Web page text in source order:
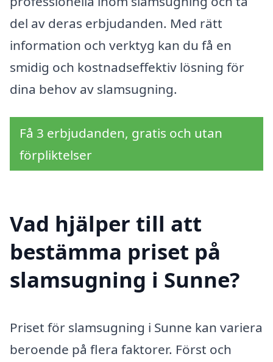
del av deras erbjudanden. Med rätt
information och verktyg kan du få en
smidig och kostnadseffektiv lösning för
dina behov av slamsugning.
Få 3 erbjudanden, gratis och utan
förpliktelser
Vad hjälper till att
bestämma priset på
slamsugning i Sunne?
Priset för slamsugning i Sunne kan variera
beroende på flera faktorer. Först och